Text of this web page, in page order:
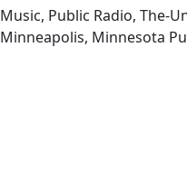
Music, Public Radio, The-
Minneapolis, Minnesota